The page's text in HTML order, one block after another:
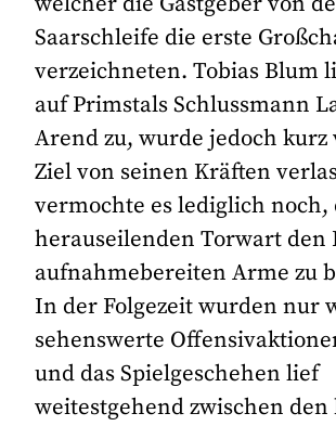
Saarschleife die erste
verzeichneten. Tobias Blum
auf Primstals Schlussmann
Arend zu, wurde jedoch kurz
Ziel von seinen Kräften
vermochte es lediglich noch,
herauseilenden Torwart den
aufnahmebereiten Arme zu
In der Folgezeit wurden nur
sehenswerte
und das Spielgeschehen lief
weitestgehend zwischen den